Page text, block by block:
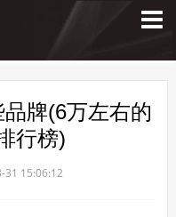
牌(6万左右的
行榜)
31 15:06:12